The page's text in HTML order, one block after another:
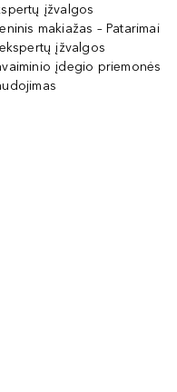
įžvalgos
makiažas – Patarimai
įžvalgos
įdegio priemonės